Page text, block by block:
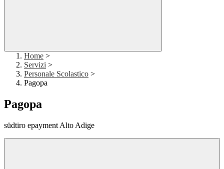
Home >
Servizi >
Personale Scolastico >
Pagopa
Pagopa
südtiro epayment Alto Adige